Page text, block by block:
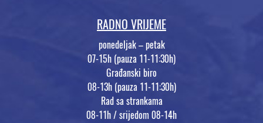
RADNO VRIJEME
ponedeljak – petak
07-15h (pauza 11-11:30h)
Građanski biro
08-13h (pauza 11-11:30h)
Rad sa strankama
08-11h / srijedom 08-14h